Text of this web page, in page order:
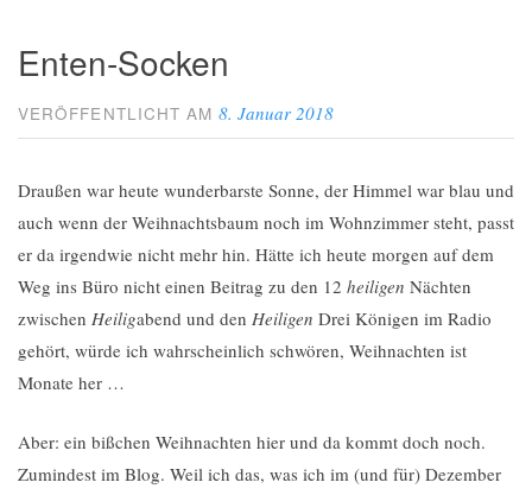
Enten-Socken
VERÖFFENTLICHT AM8. Januar 2018
Draußen war heute wunderbarste Sonne, der Himmel war blau und
auch wenn der Weihnachtsbaum noch im Wohnzimmer steht, passt
er da irgendwie nicht mehr hin. Hätte ich heute morgen auf dem
Weg ins Büro nicht einen Beitrag zu den 12 heiligen Nächten
zwischen Heiligabend und den Heiligen Drei Königen im Radio
gehört, würde ich wahrscheinlich schwören, Weihnachten ist
Monate her …
Aber: ein bißchen Weihnachten hier und da kommt doch noch.
Zumindest im Blog. Weil ich das, was ich im (und für) Dezember